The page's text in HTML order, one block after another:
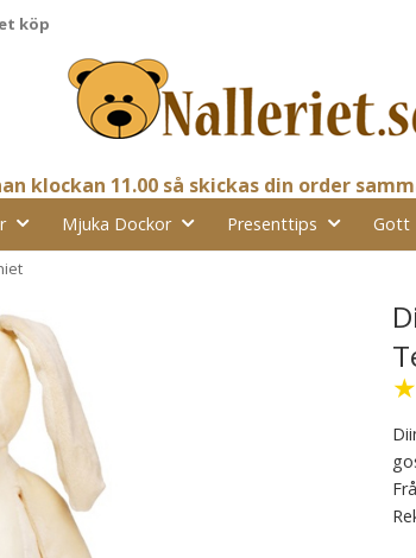
köp
klockan 11.00 så skickas din order
Mjuka Dockor Presenttips Gott
★